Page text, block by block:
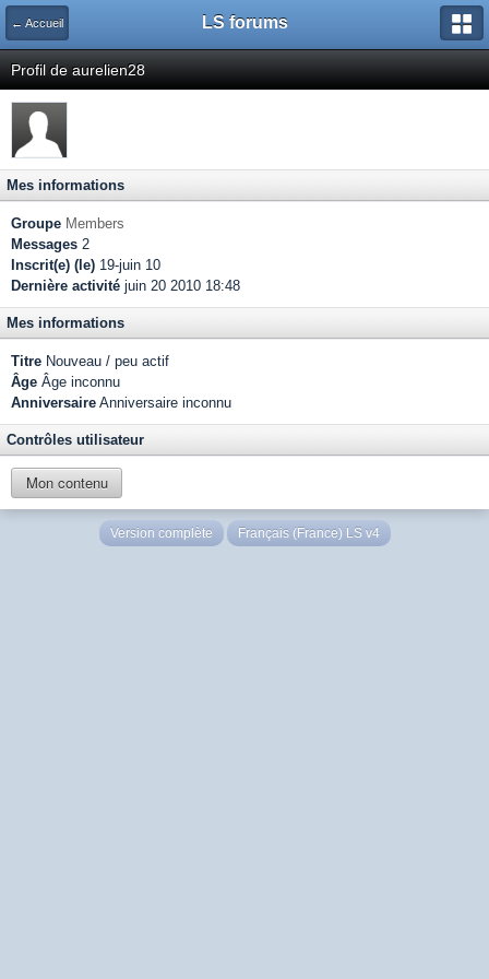
← Accueil LS forums
Profil de aurelien28
Mes informations
Groupe Members
Messages 2
Inscrit(e) (le) 19-juin 10
Dernière activité juin 20 2010 18:48
Mes informations
Titre Nouveau / peu actif
Âge Âge inconnu
Anniversaire Anniversaire inconnu
Contrôles utilisateur
Mon contenu
Version complète Français (France) LS v4